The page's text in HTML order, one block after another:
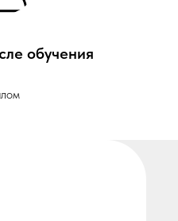
обучения